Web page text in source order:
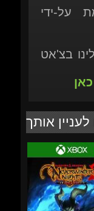
בצ'אט
אותך